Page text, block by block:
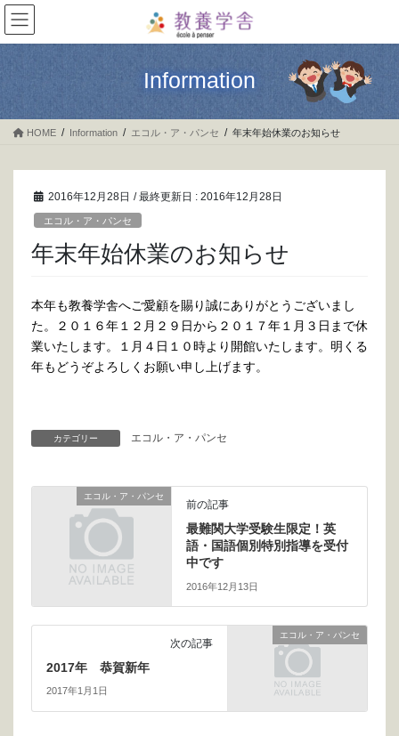
コ
ン
テ
移
ナ
ビ
ゲ
ン
Information
HOME Information エコル・ア・パンセ 年末年始休業のお知らせ
2016年12月28日 / 最終更新日 : 2016年12月28日
エコル・ア・パンセ
年末年始休業のお知らせ
本年も教養学舎へご愛顧を賜り誠にありがとうございまし
た。２０１６年１２月２９日から２０１７年１月３日まで休
業いたします。１月４日１０時より開館いたします。明くる
年もどうぞよろしくお願い申し上げます。
カテゴリー エコル・ア・パンセ
エコル・ア・パンセ
前の記事
最難関大学受験生限定！英
語・国語個別特別指導を受付
中です
2016年12月13日
エコル・ア・パンセ
次の記事
2017年 恭賀新年
2017年1月1日